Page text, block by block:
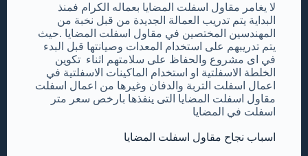
لا يغامر مقاول اسفلت المضايا بعماله الكرام فمنذ
البداية يتم تدريب العمالة الجديدة من قبل نخبة من
المهندسين المختصين في مقاول اسفلت المضايا .حيث
يتم تدريبهم على استخدام المعدات وصيانتها قبل البدء
في اى مشروع والحفاظ على سلامتهم اثناء تكوين
الخلطة الاسفلتية او استخدام الماكينات الاسفلتية في
اعمال اسفلت التربة والدفان وغيرها من اعمال اسفلت
مقاول اسفلت المضايا التى ينفذها بارخص سعر متر
اسفلت في المضايا
اسباب نجاح مقاول اسفلت المضايا